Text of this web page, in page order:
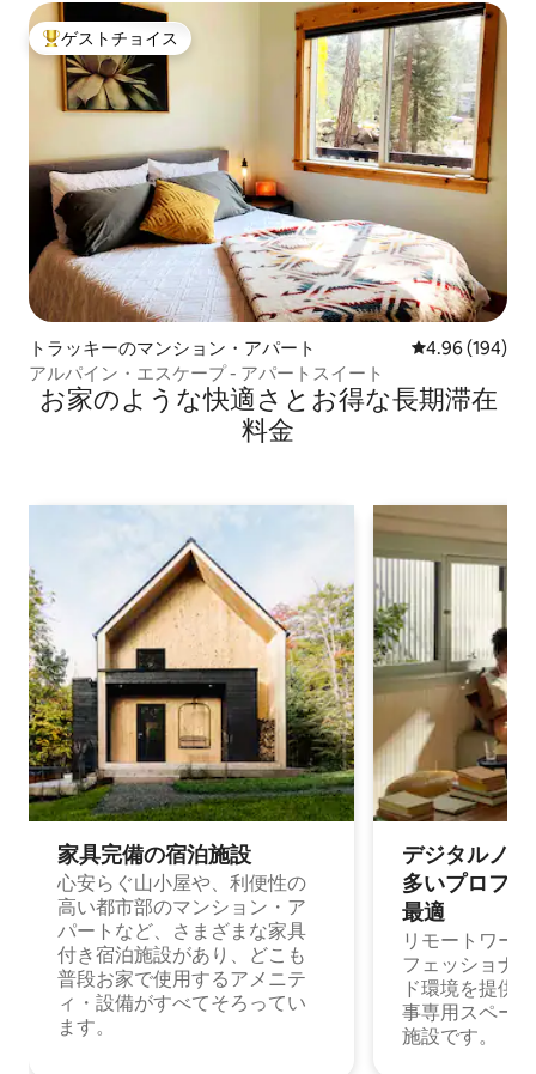
大好評のゲストチョイスです。
ゲストチョイス
トラッキーのマンション・アパート レビュー194
4.96 (194)
アルパイン・エスケープ - アパートスイート
お家のような快⁠適⁠さ⁠とお⁠得⁠な長⁠期⁠滞⁠在
料⁠金
家具完備の宿⁠泊⁠施⁠設
心安らぐ山小屋や、利便性の
高い都市部のマンション・ア
パートなど、さまざまな家具
付き宿泊施設があり、どこも
普段お家で使用するアメニテ
ィ・設備がすべてそろってい
ます。
デジタルノ
多⁠いプ⁠ロ⁠フ⁠
最⁠適
リモートワー
フェッショナ
ド環境を提供
事専用スペー
施設です。